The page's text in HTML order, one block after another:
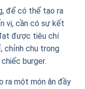
để có thể tạo ra
vị, cần có sự kết
được tiêu chí
chỉnh chu trong
burger.
ra một món ăn đầy